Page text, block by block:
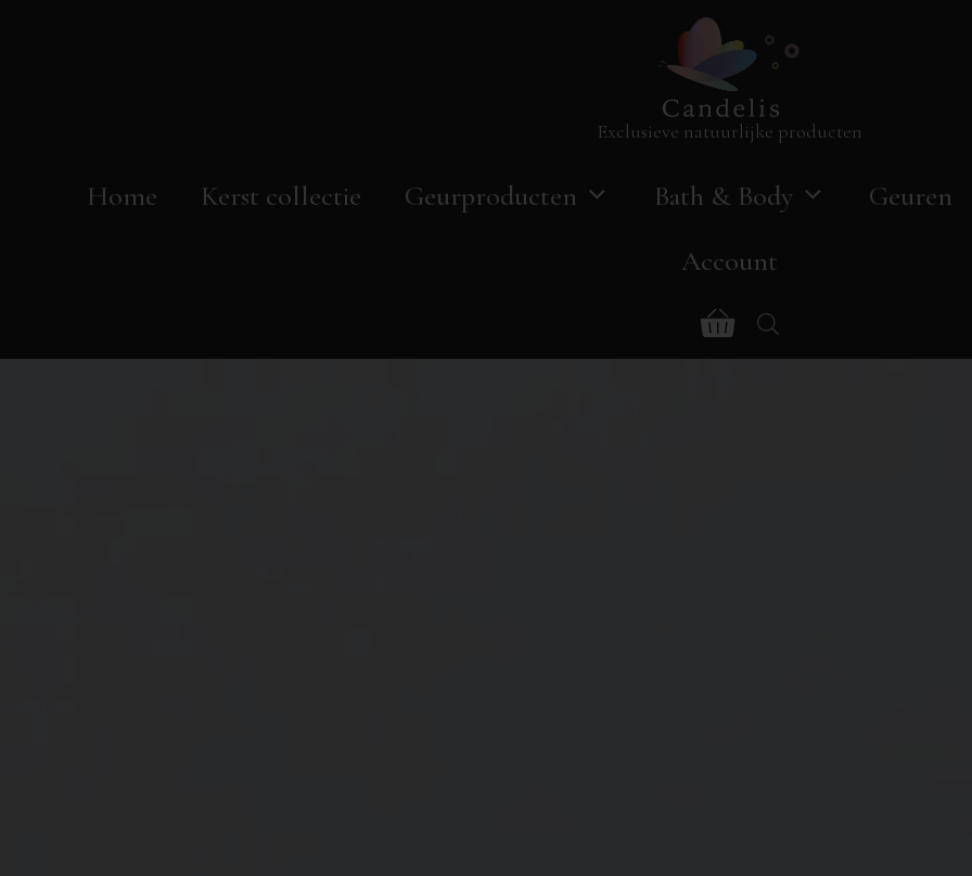
Exclusieve natuurlijke producten
Home Kerst collectie Geurproducten Bath & Body
Geuren
Account